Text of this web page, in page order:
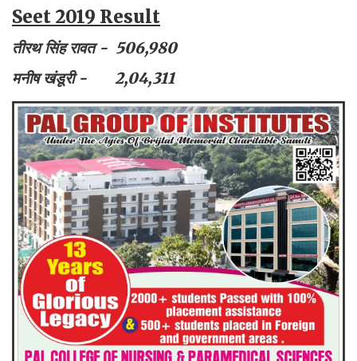
Seet 2019 Result
तीरथ सिंह रावत - 506,980
मनीष खंडूरी - 2,04,311